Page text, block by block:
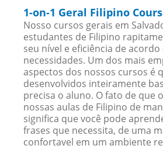
1-on-1 Geral Filipino
Nosso cursos gerais em
estudantes de Filipino
seu nível e eficiência de acordo
necessidades. Um dos mais
aspectos dos nossos cursos é
desenvolvidos inteiramente
precisa o aluno. O fato de que
nossas aulas de Filipino de
significa que você pode
frases que necessita, de uma
confortavel em um ambiente